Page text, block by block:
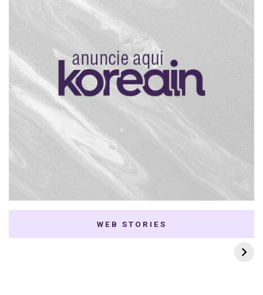
WEB STORIES
7 K-dramas Enemies
to Lovers
Thai Dramas com
First e Khaotung